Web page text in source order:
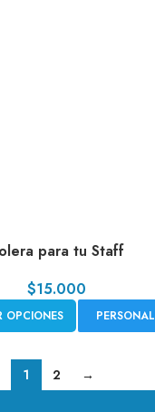
para tu Staff
$15.000
OPCIONES
1 2 →